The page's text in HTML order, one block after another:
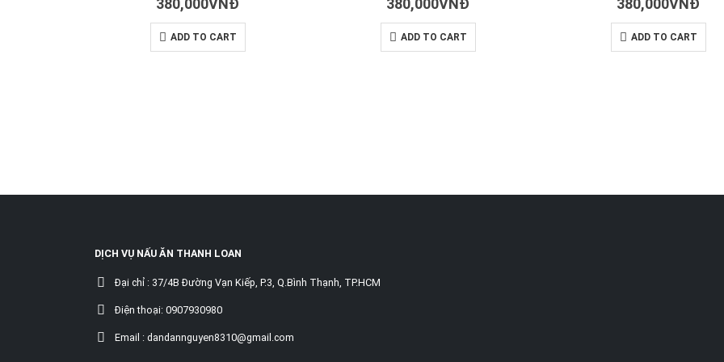
380,000VNĐ
ADD TO CART
380,000VNĐ
ADD TO CART
380,000VNĐ
ADD TO CART
DỊCH VỤ NẤU ĂN THANH LOAN
Đại chỉ : 37/4B Đường Vạn Kiếp, P.3, Q.Bình Thạnh, TP.HCM
Điện thoại: 0907930980
Email : dandannguyen8310@gmail.com